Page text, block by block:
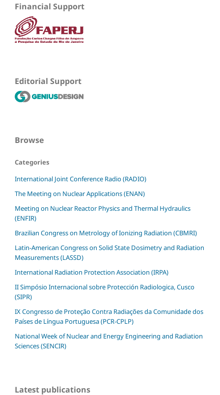
Financial Support
Editorial Support
Browse
Categories
International Joint Conference Radio (RADIO)
The Meeting on Nuclear Applications (ENAN)
Meeting on Nuclear Reactor Physics and Thermal Hydraulics
(ENFIR)
Brazilian Congress on Metrology of Ionizing Radiation (CBMRI)
Latin-American Congress on Solid State Dosimetry and Radiation
Measurements (LASSD)
International Radiation Protection Association (IRPA)
II Simpósio Internacional sobre Protección Radiologica, Cusco
(SIPR)
IX Congresso de Proteção Contra Radiações da Comunidade dos
Países de Língua Portuguesa (PCR-CPLP)
National Week of Nuclear and Energy Engineering and Radiation
Sciences (SENCIR)
Latest publications